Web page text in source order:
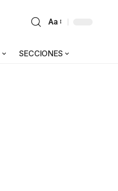
Aa
SECCIONES